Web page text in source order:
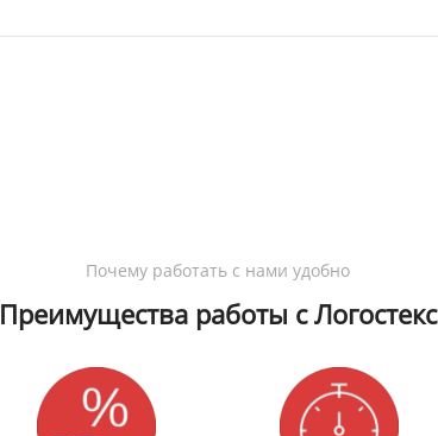
Почему работать с нами удобно
Преимущества работы с Логостекс